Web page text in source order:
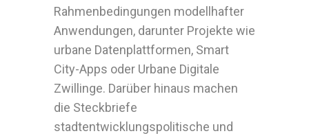
Rahmenbedingungen modellhafter
Anwendungen, darunter Projekte wie
urbane Datenplattformen, Smart
City-Apps oder Urbane Digitale
Zwillinge. Darüber hinaus machen
die Steckbriefe
stadtentwicklungspolitische und